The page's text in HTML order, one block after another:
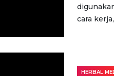
cara
HERBAL